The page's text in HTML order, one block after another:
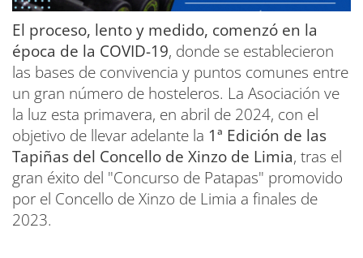
El proceso, lento y medido, comenzó en la
época de la COVID-19, donde se establecieron
las bases de convivencia y puntos comunes entre
un gran número de hosteleros. La Asociación ve
la luz esta primavera, en abril de 2024, con el
objetivo de llevar adelante la 1ª Edición de las
Tapiñas del Concello de Xinzo de Limia, tras el
gran éxito del "Concurso de Patapas" promovido
por el Concello de Xinzo de Limia a finales de
2023.